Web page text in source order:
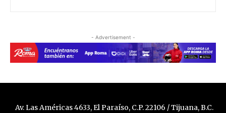
- Advertisement -
Av. Las Américas 4633, El Paraíso, C.P. 22106 / Tijuana, B.C.